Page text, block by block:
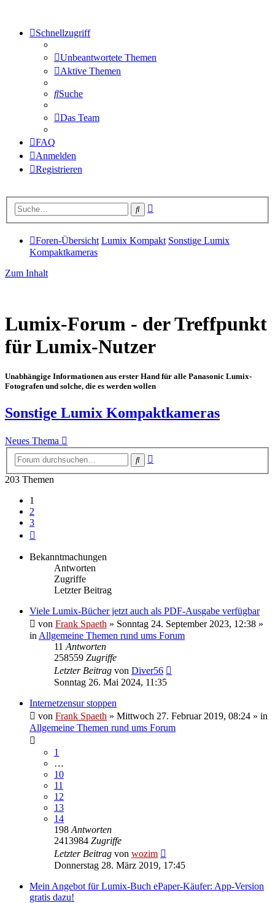
Schnellzugriff
Unbeantwortete Themen
Aktive Themen
Suche
Das Team
FAQ
Anmelden
Registrieren
Suche
Foren-Übersicht Lumix Kompakt Sonstige Lumix
Kompaktkameras
Zum Inhalt
Lumix-Forum - der Treffpunkt
für Lumix-Nutzer
Unabhängige Informationen aus erster Hand für alle Panasonic Lumix-
Fotografen und solche, die es werden wollen
Sonstige Lumix Kompaktkameras
Neues Thema
Suche
203 Themen
1
2
3
Bekanntmachungen
Antworten
Zugriffe
Letzter Beitrag
Viele Lumix-Bücher jetzt auch als PDF-Ausgabe verfügbar
von Frank Spaeth » Sonntag 24. September 2023, 12:38 »
in Allgemeine Themen rund ums Forum
11 Antworten
258559 Zugriffe
Letzter Beitrag von Diver56
Sonntag 26. Mai 2024, 11:35
Internetzensur stoppen
von Frank Spaeth » Mittwoch 27. Februar 2019, 08:24 » in
Allgemeine Themen rund ums Forum
1
…
10
11
12
13
14
198 Antworten
2413984 Zugriffe
Letzter Beitrag von wozim
Donnerstag 28. März 2019, 17:45
Mein Angebot für Lumix-Buch ePaper-Käufer: App-Version
gratis dazu!